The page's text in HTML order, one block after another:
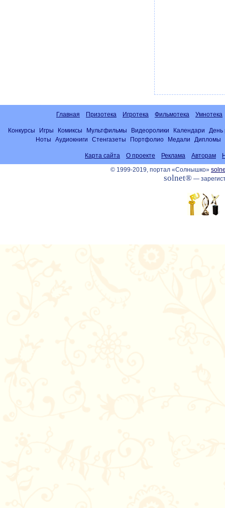
Главная Призотека Игротека Фильмотека Умнотека
Конкурсы Игры Комиксы Мультфильмы Видеоролики Календари
День
Ноты
Аудиокниги Стенгазеты Портфолио Медали Дипломы
Карта сайта О проекте Реклама Авторам
© 1999-2019, портал «Солнышко»
solnet®—